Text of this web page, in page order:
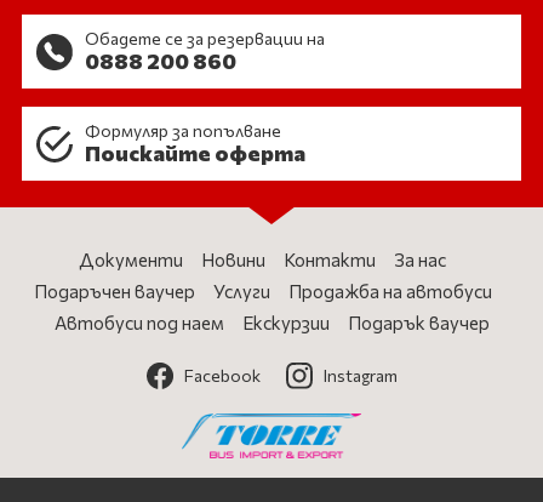
Обадете се за резервации на
0888 200 860
Формуляр за попълване
Поискайте оферта
Документи Новини Контакти
За нас
Подаръчен ваучер
Услуги
Продажба на автобуси
Автобуси под наем
Екскурзии Подарък ваучер
Facebook Instagram